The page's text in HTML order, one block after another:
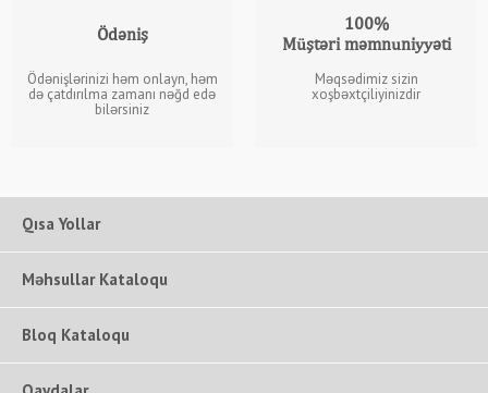
Ödəniş
Ödənişlərinizi həm onlayn, həm
də çatdırılma zamanı nəğd edə
bilərsiniz
100%
Müştəri məmnuniyyəti
Məqsədimiz sizin
xoşbəxtçiliyinizdir
Qısa Yollar
Məhsullar Kataloqu
Bloq Kataloqu